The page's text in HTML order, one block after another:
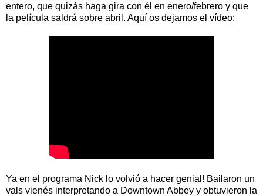
entero, que quizás haga gira con él en enero/febrero y que
la película saldrá sobre abril. Aquí os dejamos el vídeo:
Ya en el programa Nick lo volvió a hacer genial! Bailaron un
vals vienés interpretando a Downtown Abbey y obtuvieron la